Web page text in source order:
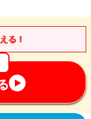
る！